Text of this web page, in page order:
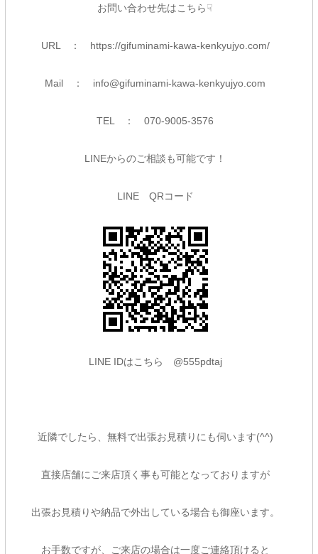
お問い合わせ先はこちら☟
URL ： https://gifuminami-kawa-kenkyujyo.com/
Mail ： info@gifuminami-kawa-kenkyujyo.com
TEL ： 070-9005-3576
LINEからのご相談も可能です！
LINE QRコード
LINE IDはこちら @555pdtaj
近隣でしたら、無料で出張お見積りにも伺います(^^)
直接店舗にご来店頂く事も可能となっておりますが
出張お見積りや納品で外出している場合も御座います。
お手数ですが、ご来店の場合は一度ご連絡頂けると